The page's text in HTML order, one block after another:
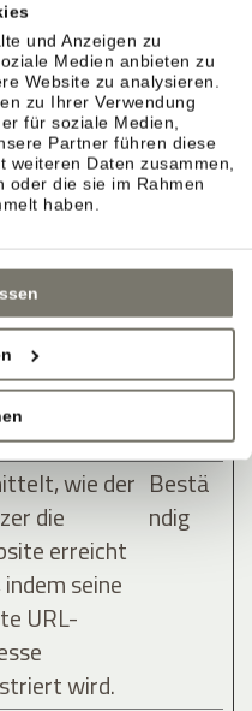
und Anzeigen zu
Medien anbieten zu
Website zu analysieren.
zu Ihrer Verwendung
für soziale Medien,
Partner führen diese
weiteren Daten zusammen,
oder die sie im Rahmen
haben.
Werbung
Anzeige
für den
die
erreicht
seine
URL-
wird.
ndig
wie der
die
erreicht
seine
URL-
wird.
Bestä
ndig